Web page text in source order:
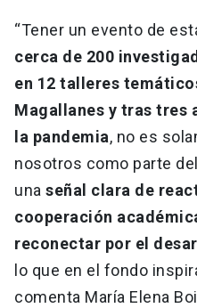
“Tener un evento de
cerca de 200
en 12 talleres
Magallanes y tras tres
la pandemia, no es
nosotros como parte
una señal clara de
cooperación
reconectar por el
lo que en el fondo
comenta María Elena